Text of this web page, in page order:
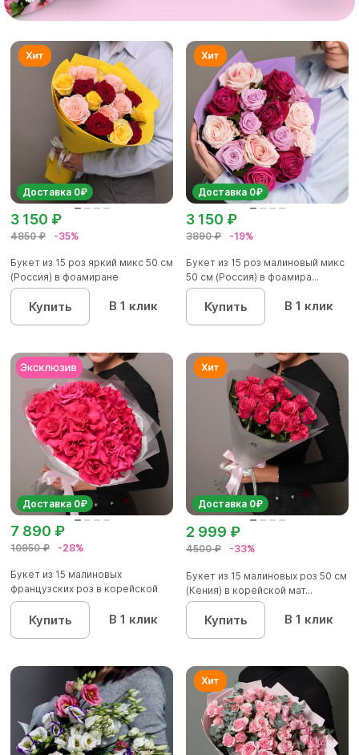
Доставка 0₽
4850 ₽ -35%
3 150 ₽
Букет из 15 роз яркий микс 50 см
(Россия) в фоамиране
Купить В 1 клик
Доставка 0₽
3890 ₽ -19%
3 150 ₽
Букет из 15 роз малиновый микс
50 см (Россия) в фоамира...
Купить В 1 клик
Доставка 0₽
10950 ₽ -28%
7 890 ₽
Букет из 15 малиновых
французских роз в корейской
матов...
Купить В 1 клик
Доставка 0₽
4500 ₽ -33%
2 999 ₽
Букет из 15 малиновых роз 50 см
(Кения) в корейской мат...
Купить В 1 клик